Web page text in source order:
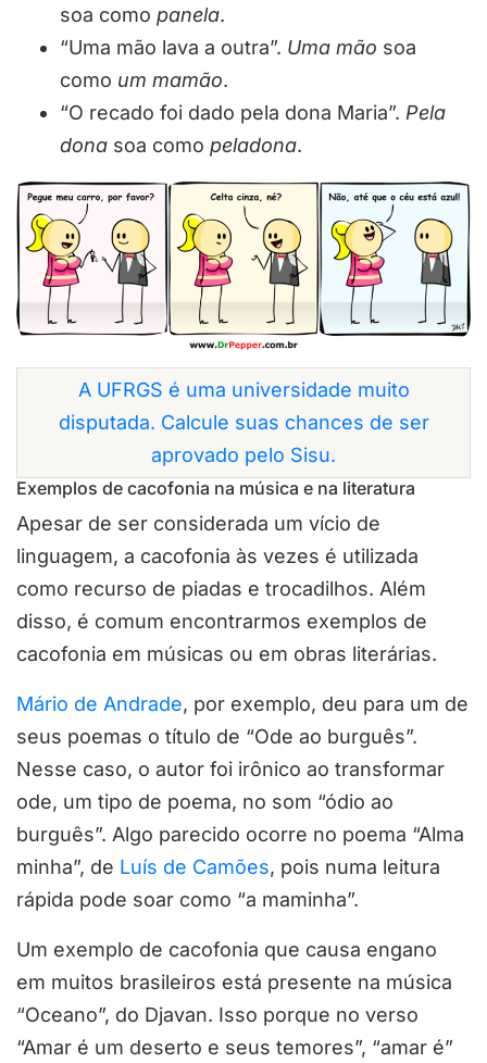
soa como panela.
“Uma mão lava a outra”. Uma mão soa
como um mamão.
“O recado foi dado pela dona Maria”. Pela
dona soa como peladona.
A UFRGS é uma universidade muito
disputada. Calcule suas chances de ser
aprovado pelo Sisu.
Exemplos de cacofonia na música e na literatura
Apesar de ser considerada um vício de
linguagem, a cacofonia às vezes é utilizada
como recurso de piadas e trocadilhos. Além
disso, é comum encontrarmos exemplos de
cacofonia em músicas ou em obras literárias.
Mário de Andrade, por exemplo, deu para um de
seus poemas o título de “Ode ao burguês”.
Nesse caso, o autor foi irônico ao transformar
ode, um tipo de poema, no som “ódio ao
burguês”. Algo parecido ocorre no poema “Alma
minha”, de Luís de Camões, pois numa leitura
rápida pode soar como “a maminha”.
Um exemplo de cacofonia que causa engano
em muitos brasileiros está presente na música
“Oceano”, do Djavan. Isso porque no verso
“Amar é um deserto e seus temores”, “amar é”